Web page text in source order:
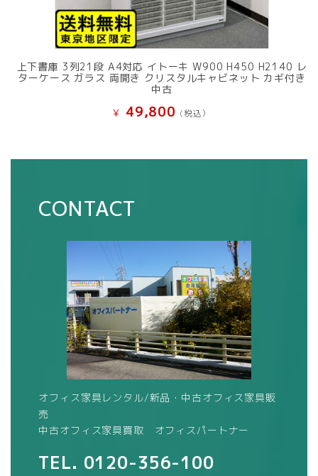
上下書庫 3列21段 A4対応 イトーキ W900 H450 H2140 レ
ターケース ガラス 両開き クリスタルキャビネット カギ付き
中古
¥ 49,800 (税込）
CONTACT
オフィス家具レンタル/新品・中古オフィス家具販
売
中古オフィス家具買取 オフィスパートナー
TEL. 0120-356-100